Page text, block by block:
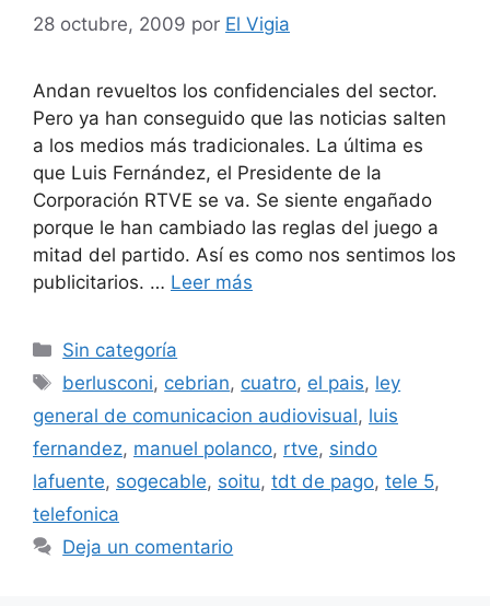
28 octubre, 2009 por El Vigia
Andan revueltos los confidenciales del sector.
Pero ya han conseguido que las noticias salten
a los medios más tradicionales. La última es
que Luis Fernández, el Presidente de la
Corporación RTVE se va. Se siente engañado
porque le han cambiado las reglas del juego a
mitad del partido. Así es como nos sentimos los
publicitarios. … Leer más
Categorías
Sin categoría
Etiquetas
berlusconi, cebrian, cuatro, el pais, ley
general de comunicacion audiovisual, luis
fernandez, manuel polanco, rtve, sindo
lafuente, sogecable, soitu, tdt de pago, tele 5,
telefonica
Deja un comentario